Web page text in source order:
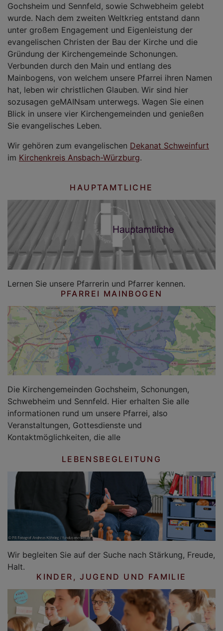
Gochsheim und Sennfeld, sowie Schwebheim gelebt
wurde. Nach dem zweiten Weltkrieg entstand dann
unter großem Engagement und Eigenleistung der
evangelischen Christen der Bau der Kirche und die
Gründung der Kirchengemeinde Schonungen.
Verbunden durch den Main und entlang des
Mainbogens, von welchem unsere Pfarrei ihren Namen
hat, leben wir christlichen Glauben. Wir sind hier
sozusagen geMAINsam unterwegs. Wagen Sie einen
Blick in unsere vier Kirchengemeinden und genießen
Sie evangelisches Leben.
Wir gehören zum evangelischen Dekanat Schweinfurt
im Kirchenkreis Ansbach-Würzburg.
HAUPTAMTLICHE
Lernen Sie unsere Pfarrerin und Pfarrer kennen.
PFARREI MAINBOGEN
Die Kirchengemeinden Gochsheim, Schonungen,
Schwebheim und Sennfeld. Hier erhalten Sie alle
informationen rund um unsere Pfarrei, also
Veranstaltungen, Gottesdienste und
Kontaktmöglichkeiten, die alle
LEBENSBEGLEITUNG
Wir begleiten Sie auf der Suche nach Stärkung, Freude,
Halt.
KINDER, JUGEND UND FAMILIE